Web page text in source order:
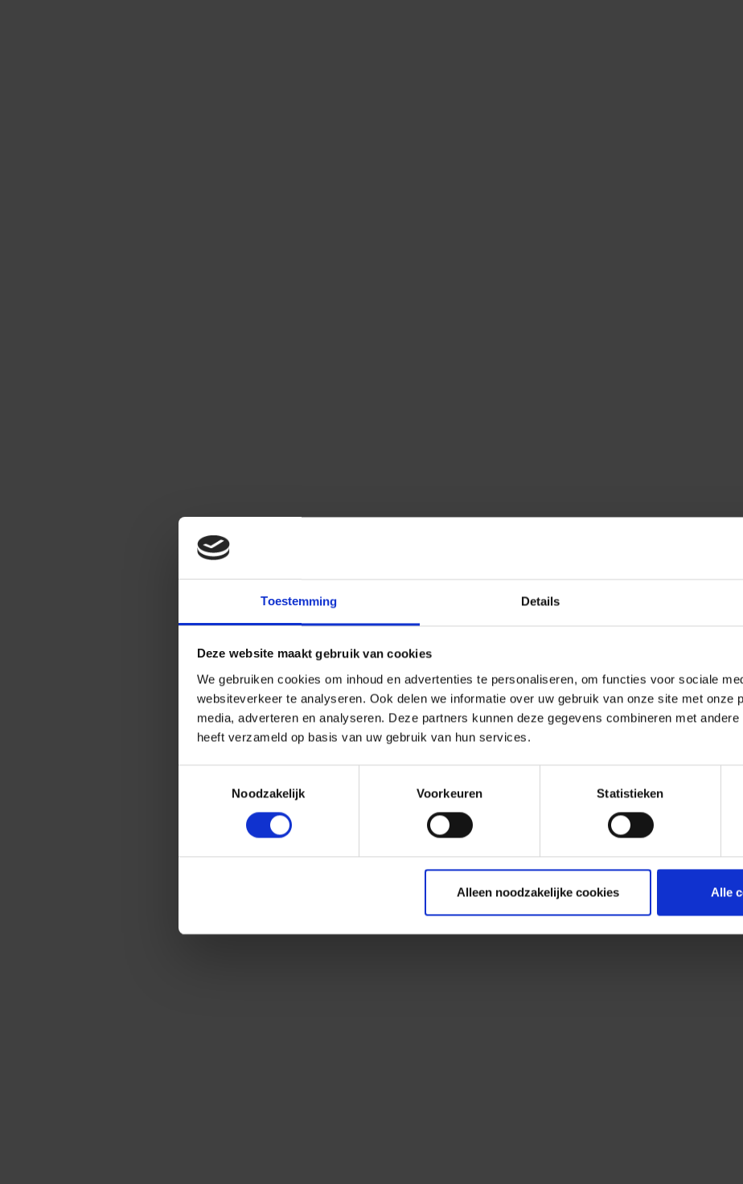
Toestemming Details
Deze website maakt gebruik van cookies
We gebruiken cookies om inhoud en advertenties te personaliseren, om functies voor sociale
websiteverkeer te analyseren. Ook delen we informatie over uw gebruik van onze site met onze
media, adverteren en analyseren. Deze partners kunnen deze gegevens combineren met
heeft verzameld op basis van uw gebruik van hun services.
Noodzakelijk
Voorkeuren Statistieken
Alleen noodzakelijke cookies Alle